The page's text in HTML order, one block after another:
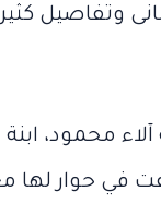
وتفاصيل
آلاء محمود،
في حوار لها مع